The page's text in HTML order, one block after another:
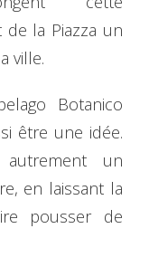
de la Piazza un
ville.
Botanico
être une idée.
un
en laissant la
pousser de